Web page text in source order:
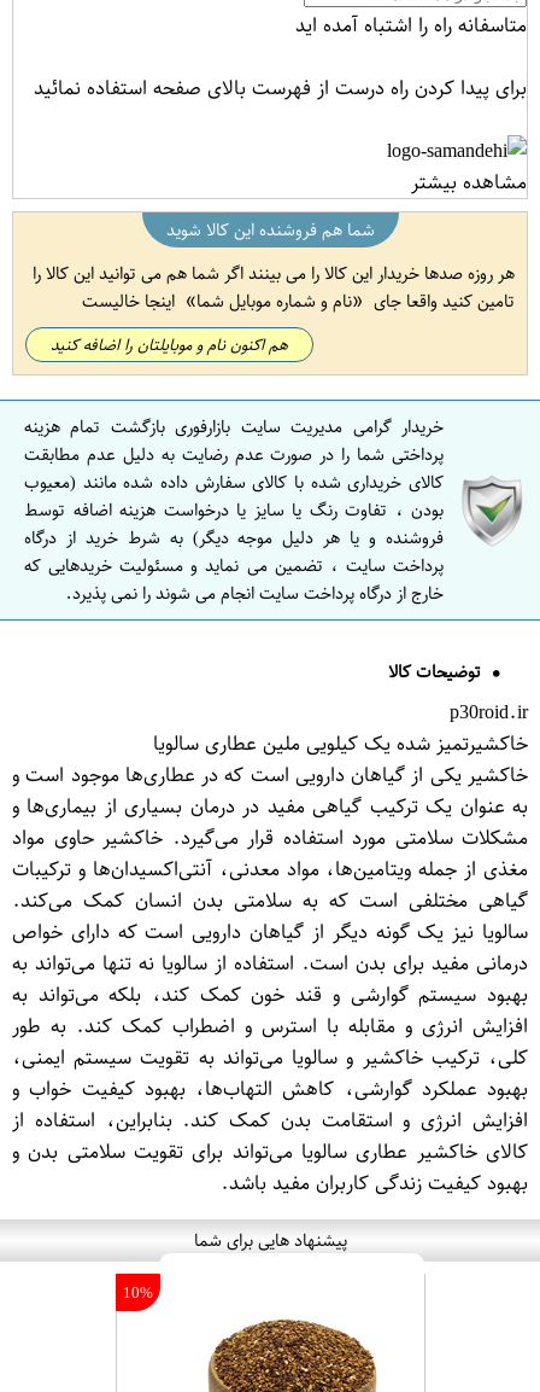
متاسفانه راه را اشتباه آمده اید
برای پیدا کردن راه درست از فهرست بالای صفحه استفاده نمائید
مشاهده بیشتر
شما هم فروشنده این کالا شوید
هر روزه صدها خریدار این کالا را می بینند اگر شما هم می توانید این کالا را
تامین کنید واقعا جای
نام و شماره موبایل شما اینجا خالیست
هم اکنون نام و موبایلتان را اضافه کنید
خریدار گرامی مدیریت سایت بازارفوری بازگشت تمام هزینه
پرداختی شما را در صورت عدم رضایت به دلیل عدم مطابقت
کالای خریداری شده با کالای سفارش داده شده مانند (معیوب
بودن ، تفاوت رنگ یا سایز یا درخواست هزینه اضافه توسط
فروشنده و یا هر دلیل موجه دیگر) به شرط خرید از درگاه
پرداخت سایت ، تضمین می نماید و مسئولیت خریدهایی که
خارج از درگاه پرداخت سایت انجام می شوند را نمی پذیرد.
توضیحات کالا
p30roid.ir
خاکشیرتمیز شده یک کیلویی ملین عطاری سالویا
خاکشیر یکی از گیاهان دارویی است که در عطاری‌ها موجود است و
به عنوان یک ترکیب گیاهی مفید در درمان بسیاری از بیماری‌ها و
مشکلات سلامتی مورد استفاده قرار می‌گیرد. خاکشیر حاوی مواد
مغذی از جمله ویتامین‌ها، مواد معدنی، آنتی‌اکسیدان‌ها و ترکیبات
گیاهی مختلفی است که به سلامتی بدن انسان کمک می‌کند.
سالویا نیز یک گونه دیگر از گیاهان دارویی است که دارای خواص
درمانی مفید برای بدن است. استفاده از سالویا نه تنها می‌تواند به
بهبود سیستم گوارشی و قند خون کمک کند، بلکه می‌تواند به
افزایش انرژی و مقابله با استرس و اضطراب کمک کند. به طور
کلی، ترکیب خاکشیر و سالویا می‌تواند به تقویت سیستم ایمنی،
بهبود عملکرد گوارشی، کاهش التهاب‌ها، بهبود کیفیت خواب و
افزایش انرژی و استقامت بدن کمک کند. بنابراین، استفاده از
کالای خاکشیر عطاری سالویا می‌تواند برای تقویت سلامتی بدن و
بهبود کیفیت زندگی کاربران مفید باشد.
پیشنهاد هایی برای شما
10%